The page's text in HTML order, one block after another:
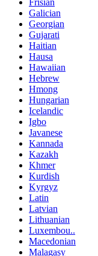
Frisian
Galician
Georgian
Gujarati
Haitian
Hausa
Hawaiian
Hebrew
Hmong
Hungarian
Icelandic
Igbo
Javanese
Kannada
Kazakh
Khmer
Kurdish
Kyrgyz
Latin
Latvian
Lithuanian
Luxembou..
Macedonian
Malagasy